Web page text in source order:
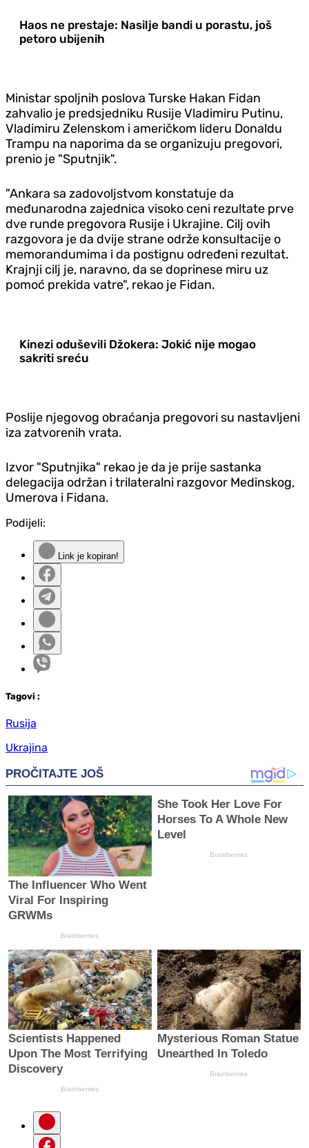
Haos ne prestaje: Nasilje bandi u porastu, još
petoro ubijenih
Ministar spoljnih poslova Turske Hakan Fidan
zahvalio je predsjedniku Rusije Vladimiru Putinu,
Vladimiru Zelenskom i američkom lideru Donaldu
Trampu na naporima da se organizuju pregovori,
prenio je "Sputnjik".
"Ankara sa zadovoljstvom konstatuje da
međunarodna zajednica visoko ceni rezultate prve
dve runde pregovora Rusije i Ukrajine. Cilj ovih
razgovora je da dvije strane održe konsultacije o
memorandumima i da postignu određeni rezultat.
Krajnji cilj je, naravno, da se doprinese miru uz
pomoć prekida vatre", rekao je Fidan.
Kinezi oduševili Džokera: Jokić nije mogao
sakriti sreću
Poslije njegovog obraćanja pregovori su nastavljeni
iza zatvorenih vrata.
Izvor "Sputnjika" rekao je da je prije sastanka
delegacija održan i trilateralni razgovor Medinskog,
Umerova i Fidana.
Podijeli:
Link je kopiran!
Tagovi :
Rusija
Ukrajina